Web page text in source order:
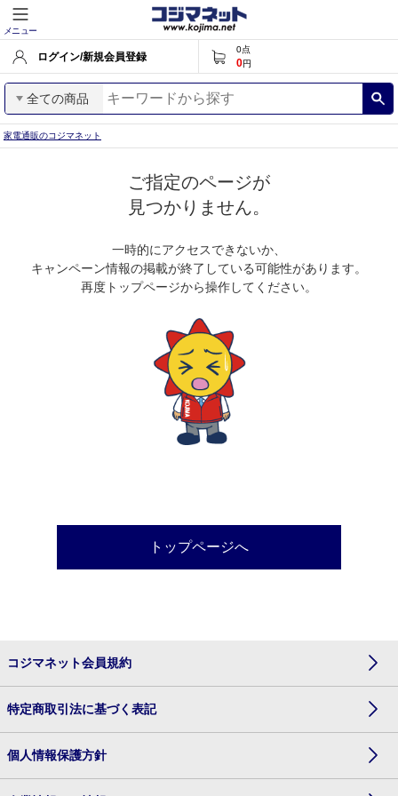
メニュー
ログイン/新規会員登録
0点
0円
全ての商品
家電通販のコジマネット
ご指定のページが
見つかりません。
一時的にアクセスできないか、
キャンペーン情報の掲載が終了している可能性があります。
再度トップページから操作してください。
トップページへ
コジマネット会員規約
特定商取引法に基づく表記
個人情報保護方針